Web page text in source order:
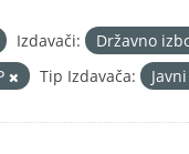
Izdavači: Državno
Tip Izdavača: